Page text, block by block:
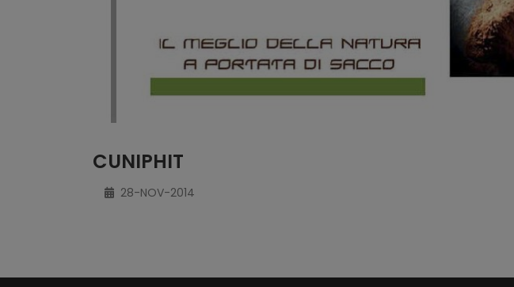
CUNIPHIT
28-NOV-2014